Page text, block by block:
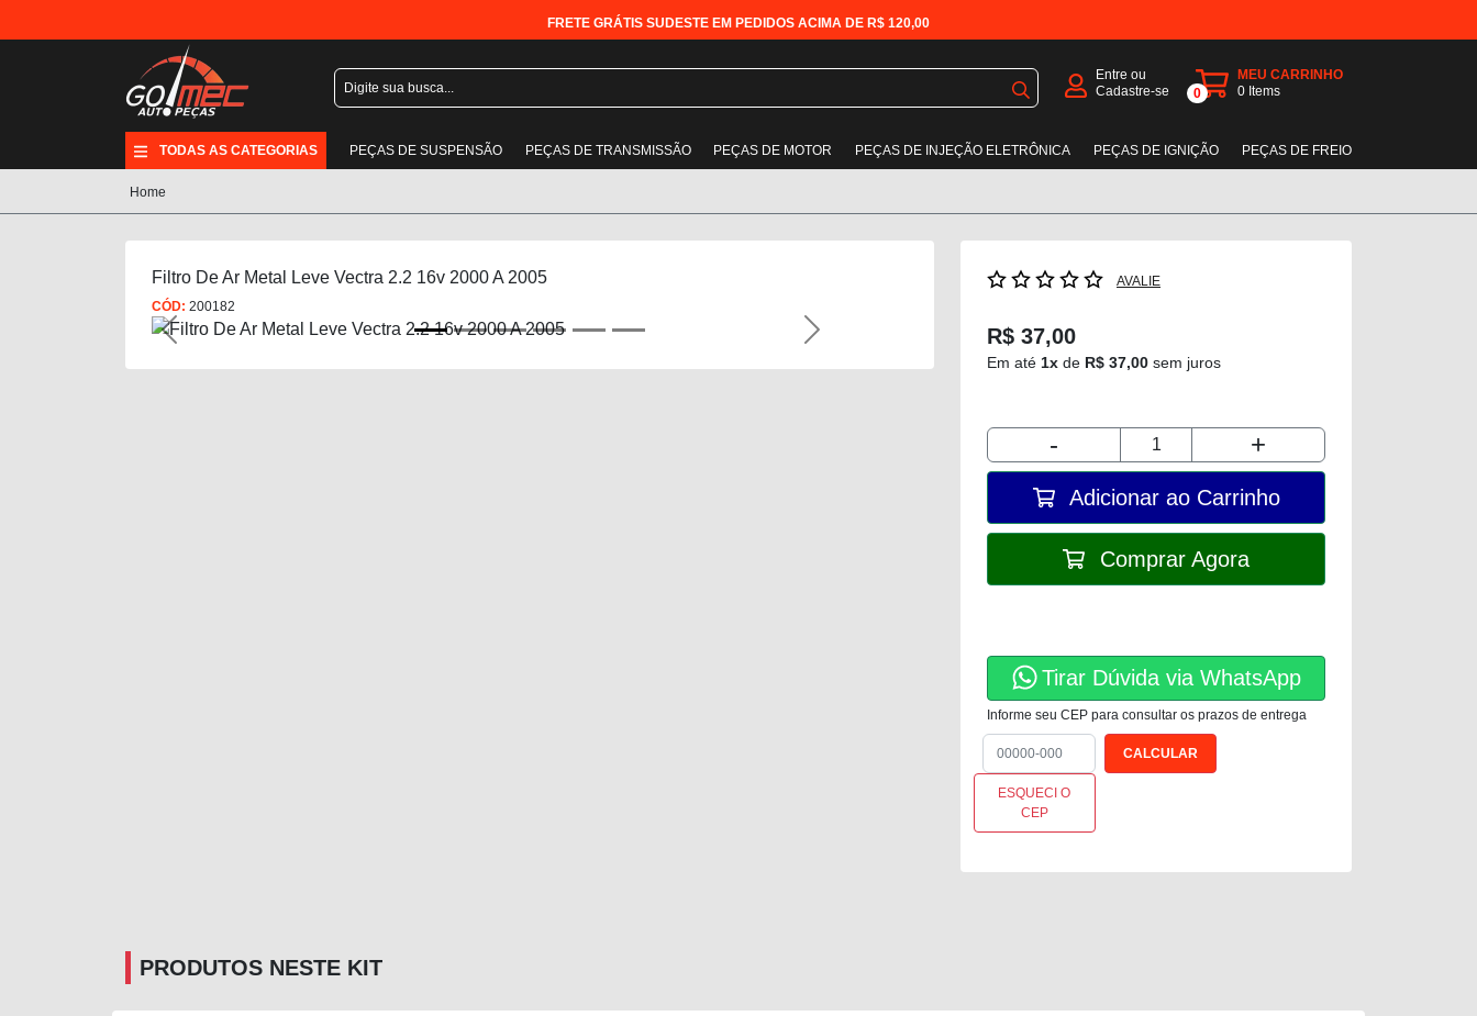
FRETE GRÁTIS SUDESTE EM PEDIDOS ACIMA DE R$ 120,00
Entre ou
Cadastre-se
0
MEU CARRINHO
0 Items
TODAS AS CATEGORIAS PEÇAS DE SUSPENSÃO PEÇAS DE TRANSMISSÃO PEÇAS DE MOTOR PEÇAS DE INJEÇÃO ELETRÔNICA PEÇAS DE IGNIÇÃO PEÇAS DE FREIO
Home
Filtro De Ar Metal Leve Vectra 2.2 16v 2000 A 2005
CÓD: 200182
Previous Next
AVALIE
R$ 37,00
Em até 1x de R$ 37,00 sem juros
- +
Adicionar ao Carrinho
Comprar Agora
Tirar Dúvida via WhatsApp
Informe seu CEP para consultar os prazos de entrega
ESQUECI O
CEP
PRODUTOS NESTE KIT